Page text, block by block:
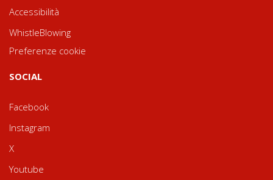
Accessibilità
WhistleBlowing
Preferenze cookie
SOCIAL
Facebook
Instagram
X
Youtube